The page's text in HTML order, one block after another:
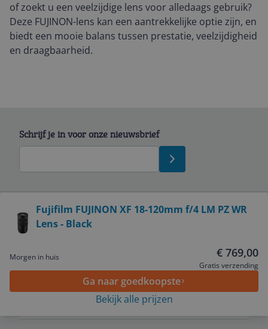
of zoekt u een veelzijdige lens voor alledaags gebruik?
Deze FUJINON-lens kan een aantrekkelijke optie zijn, en
biedt een mooie balans tussen prestatie, veelzijdigheid
en draagbaarheid.
Fujifilm FUJINON XF 18-120mm f/4 LM PZ WR
Lens - Black
Morgen in huis € 769,00
Gratis verzending
Ga naar goedkoopste
Bekijk alle prijzen
Schrijf je in voor onze nieuwsbrief
Service
Algemeen